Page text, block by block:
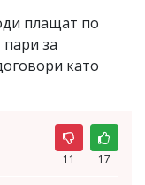
плащат по
за
като
11 17